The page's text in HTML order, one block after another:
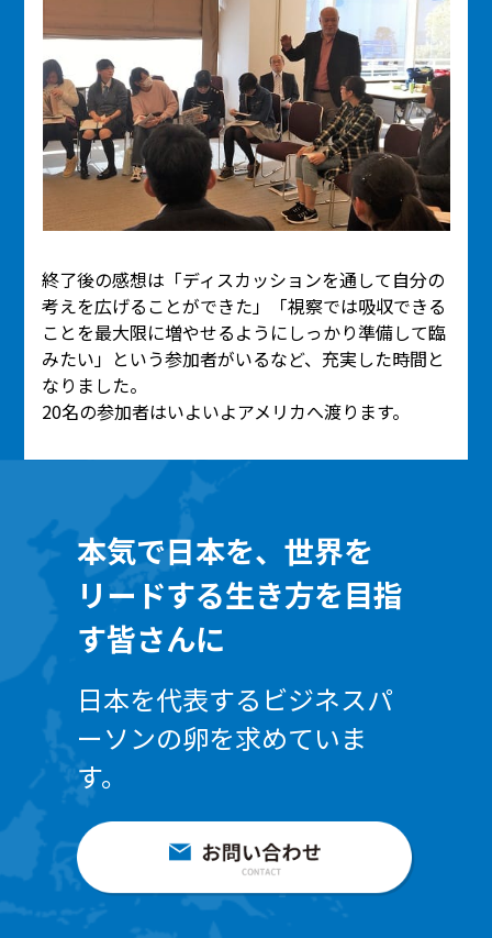
終了後の感想は「ディスカッションを通して自分の
考えを広げることができた」「視察では吸収できる
ことを最大限に増やせるようにしっかり準備して臨
みたい」という参加者がいるなど、充実した時間と
なりました。
20名の参加者はいよいよアメリカへ渡ります。
本気で日本を、世界を
リードする生き方を目指
す皆さんに
日本を代表するビジネスパ
ーソンの卵を求めていま
す。